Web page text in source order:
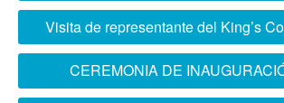
Visita de representante del King’s
CEREMONIA DE